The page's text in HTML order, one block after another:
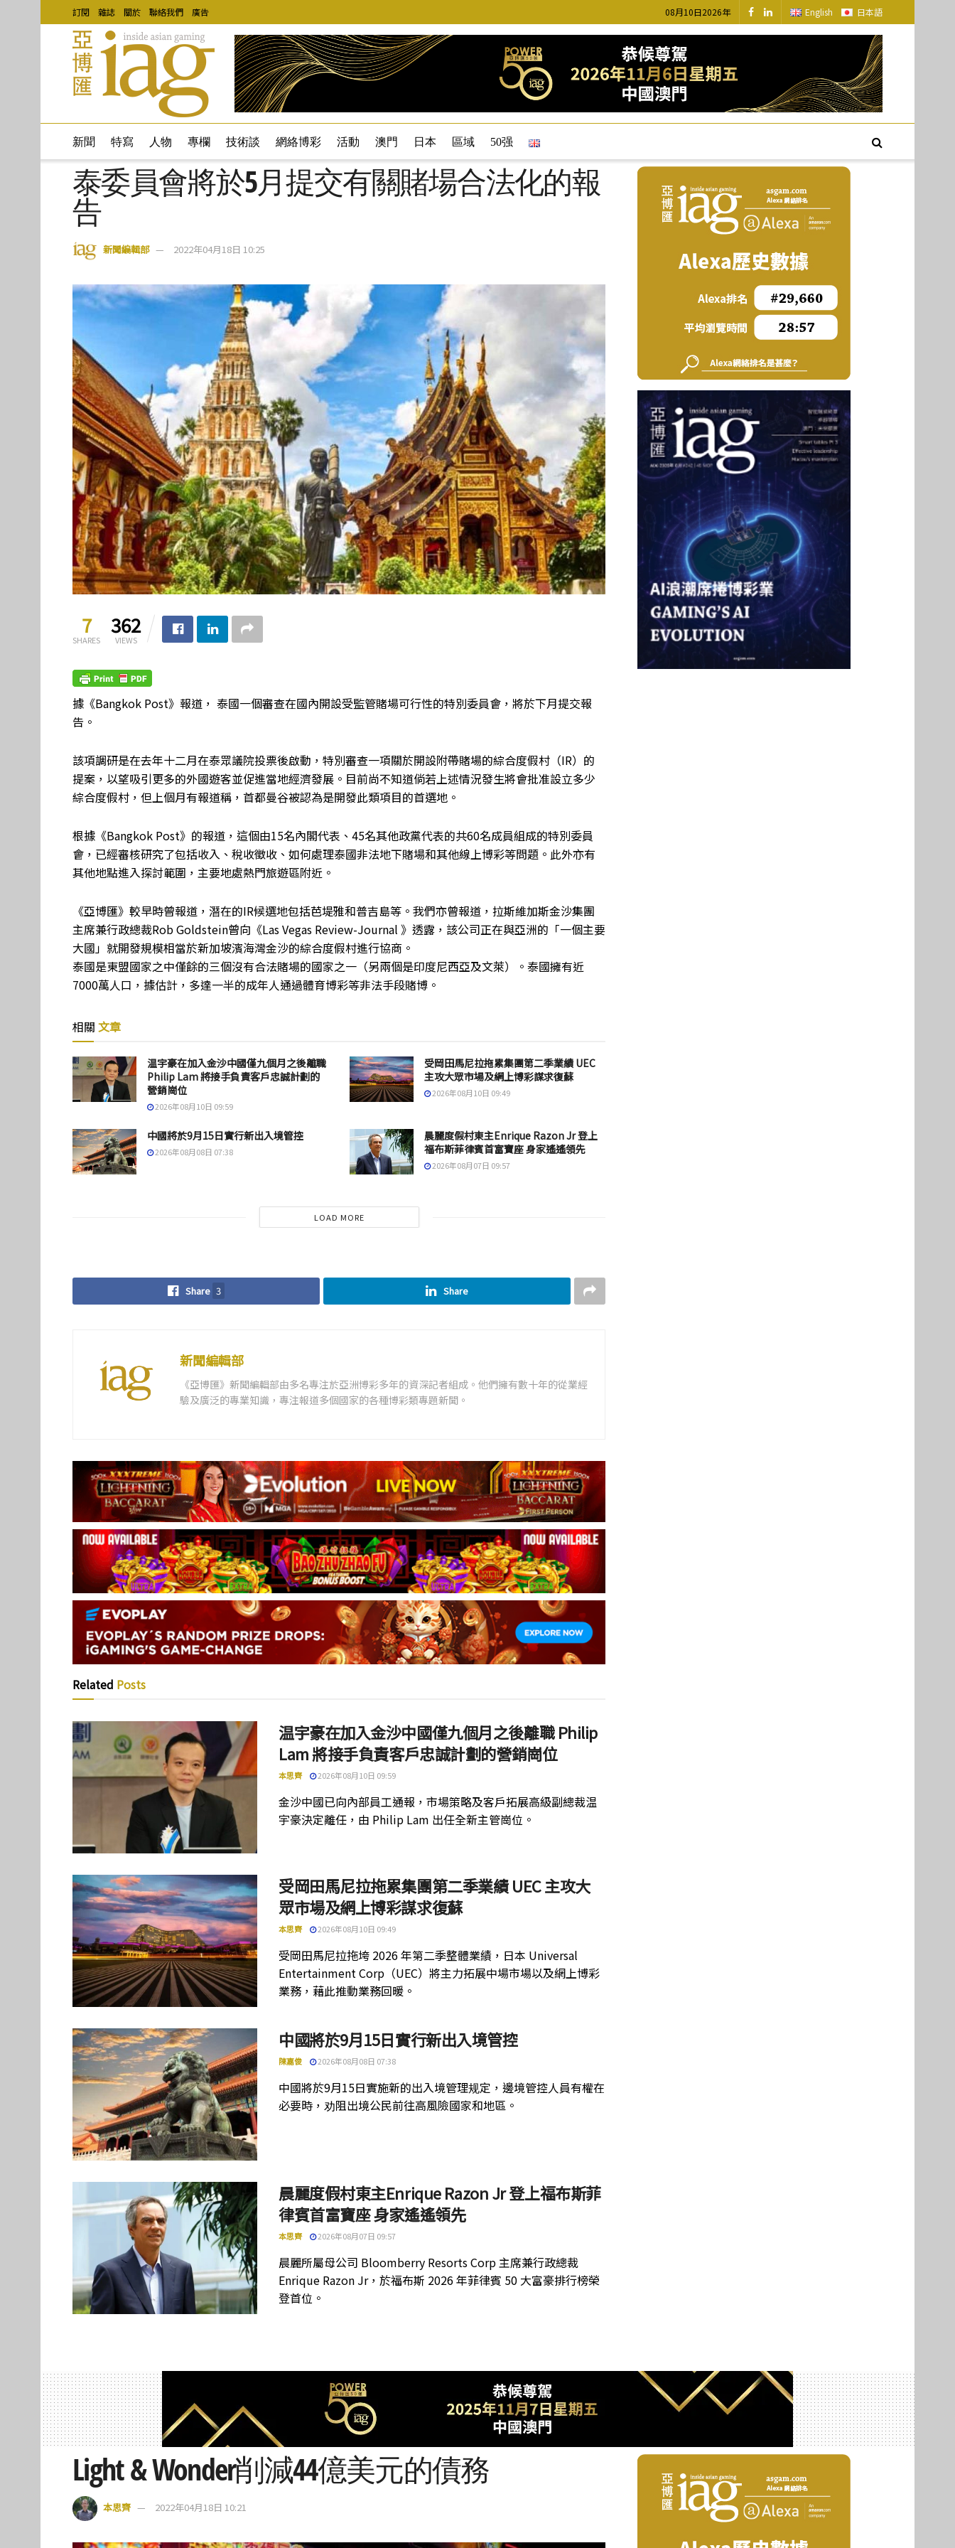
訂閱 雜誌 關於 聯絡我們 廣告 08月10日2026年 English 日本語
新聞 特寫 人物 專欄 技術談 網絡博彩 活動 澳門 日本 區域 50强
泰委員會將於5月提交有關賭場合法化的報
告
新聞編輯部 2022年04月18日 10:25
7
SHARES
362
VIEWS
據《Bangkok Post》報道， 泰國一個審查在國內開設受監管賭場可行性的特別委員會，將於下月提交報
告。
該項調研是在去年十二月在泰眾議院投票後啟動，特別審查一項關於開設附帶賭場的綜合度假村（IR）的
提案，以望吸引更多的外國遊客並促進當地經濟發展。目前尚不知道倘若上述情況發生將會批准設立多少
綜合度假村，但上個月有報道稱，首都曼谷被認為是開發此類項目的首選地。
根據《Bangkok Post》的報道，這個由15名內閣代表、45名其他政黨代表的共60名成員組成的特別委員
會，已經審核研究了包括收入、稅收徵收、如何處理泰國非法地下賭場和其他線上博彩等問題。此外亦有
其他地點進入探討範圍，主要地處熱門旅遊區附近。
《亞博匯》較早時曾報道，潛在的IR候選地包括芭堤雅和普吉島等。我們亦曾報道，拉斯維加斯金沙集團
主席兼行政總裁Rob Goldstein曾向《Las Vegas Review-Journal 》透露，該公司正在與亞洲的「一個主要
大國」就開發規模相當於新加坡濱海灣金沙的綜合度假村進行協商。
泰國是東盟國家之中僅餘的三個沒有合法賭場的國家之一（另兩個是印度尼西亞及文萊）。泰國擁有近
7000萬人口，據估計，多達一半的成年人通過體育博彩等非法手段賭博。
相關 文章
温宇豪在加入金沙中國僅九個月之後離職
Philip Lam 將接手負責客戶忠誠計劃的
營銷崗位
2026年08月10日 09:59
受岡田馬尼拉拖累集團第二季業績 UEC
主攻大眾市場及網上博彩謀求復蘇
2026年08月10日 09:49
中國將於9月15日實行新出入境管控
2026年08月08日 07:38
晨麗度假村東主Enrique Razon Jr 登上
福布斯菲律賓首富寶座 身家遙遙領先
2026年08月07日 09:57
LOAD MORE
Share 3 Share
新聞編輯部
《亞博匯》新聞編輯部由多名專注於亞洲博彩多年的資深記者組成。他們擁有數十年的從業經
驗及廣泛的專業知識，專注報道多個國家的各種博彩類專題新聞。
Related Posts
温宇豪在加入金沙中國僅九個月之後離職 Philip
Lam 將接手負責客戶忠誠計劃的營銷崗位
本思齊 2026年08月10日 09:59
金沙中國已向內部員工通報，市場策略及客戶拓展高級副總裁温
宇豪決定離任，由 Philip Lam 出任全新主管崗位。
受岡田馬尼拉拖累集團第二季業績 UEC 主攻大
眾市場及網上博彩謀求復蘇
本思齊 2026年08月10日 09:49
受岡田馬尼拉拖垮 2026 年第二季整體業績，日本 Universal
Entertainment Corp（UEC）將主力拓展中場市場以及網上博彩
業務，藉此推動業務回暖。
中國將於9月15日實行新出入境管控
陳嘉俊 2026年08月08日 07:38
中國將於9月15日實施新的出入境管理规定，邊境管控人員有權在
必要時，劝阻出境公民前往高風險國家和地區。
晨麗度假村東主Enrique Razon Jr 登上福布斯菲
律賓首富寶座 身家遙遙領先
本思齊 2026年08月07日 09:57
晨麗所屬母公司 Bloomberry Resorts Corp 主席兼行政總裁
Enrique Razon Jr，於福布斯 2026 年菲律賓 50 大富豪排行榜榮
登首位。
Light & Wonder削減44億美元的債務
本思齊 2022年04月18日 10:21